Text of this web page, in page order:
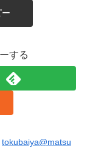
ー
する
tokubaiya@matsu